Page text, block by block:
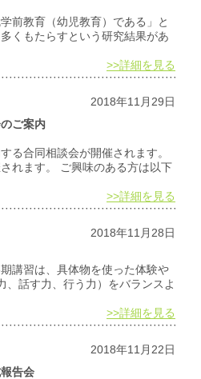
前教育（幼児教育）である」と
くもたらすという研究結果があ
>>詳細を見る
2018年11月29日
ご案内
る合同相談会が開催されます。
れます。 ご興味のある方は以下
>>詳細を見る
2018年11月28日
講習は、具体物を使った体験や
話す力、行う力）をバランスよ
>>詳細を見る
2018年11月22日
報告会